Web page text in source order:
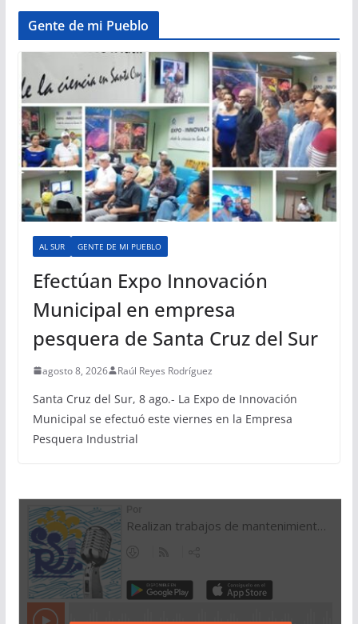
Gente de mi Pueblo
AL SUR GENTE DE MI PUEBLO
Efectúan Expo Innovación
Municipal en empresa
pesquera de Santa Cruz del Sur
agosto 8, 2026 Raúl Reyes Rodríguez
Santa Cruz del Sur, 8 ago.- La Expo de Innovación
Municipal se efectuó este viernes en la Empresa
Pesquera Industrial